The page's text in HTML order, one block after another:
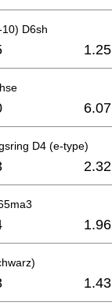
D6sh
1.25
6.07
D4 (e-type)
2.32
1.96
1.43